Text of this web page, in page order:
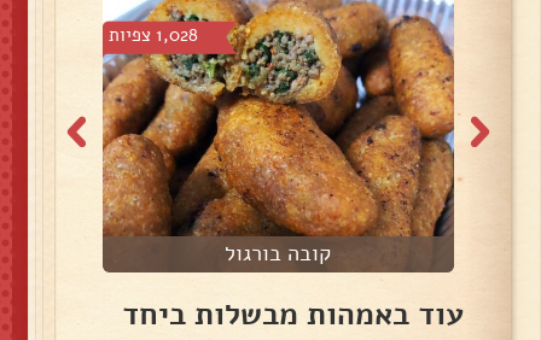
1,028 צפיות
קובה בורגול
עוד באמהות מבשלות ביחד